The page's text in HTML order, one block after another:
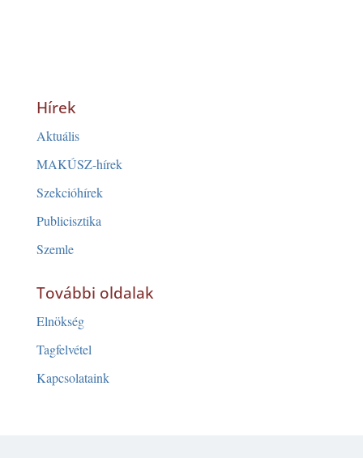
Hírek
Aktuális
MAKÚSZ-hírek
Szekcióhírek
Publicisztika
Szemle
További oldalak
Elnökség
Tagfelvétel
Kapcsolataink